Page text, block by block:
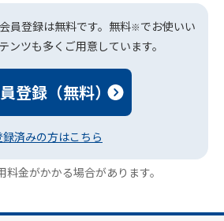
員登録は無料です。無料※でお使いい
ンツも多くご用意しています。
登録（無料）
録済みの方はこちら
金がかかる場合があります。